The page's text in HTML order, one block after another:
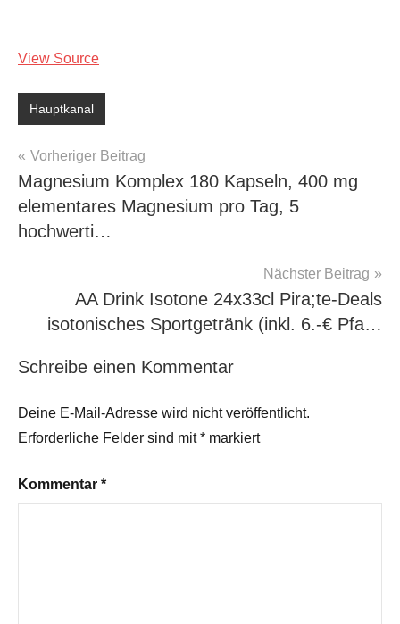
View Source
Hauptkanal
Beitragsnavigation
Vorheriger Beitrag
Magnesium Komplex 180 Kapseln, 400 mg
elementares Magnesium pro Tag, 5
hochwerti…
Nächster Beitrag
AA Drink Isotone 24x33cl Pira;te-Deals
isotonisches Sportgetränk (inkl. 6.-€ Pfa…
Schreibe einen Kommentar
Deine E-Mail-Adresse wird nicht veröffentlicht.
Erforderliche Felder sind mit* markiert
Kommentar *